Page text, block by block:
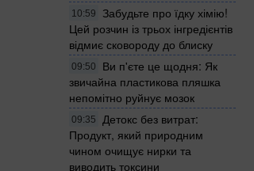
10:59
Забудьте про їдку хімію!
Цей розчин із трьох інгредієнтів
відмиє сковороду до блиску
09:50
Ви п'єте це щодня: Як
звичайна пластикова пляшка
непомітно руйнує мозок
09:35
Детокс без витрат:
Продукт, який природним
чином очищує нирки та
виводить токсини